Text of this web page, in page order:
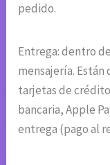
pedido.
Entrega: dentro
mensajería.
tarjetas de
bancaria, Apple
entrega (pago al